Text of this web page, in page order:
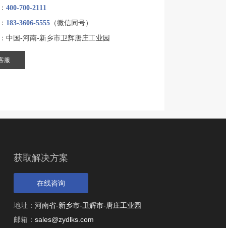
400-700-2111
183-3606-5555 （微信同号）
中国-河南-新乡市卫辉唐庄工业园
服
获取解决方案
在线咨询
地址： 河南省-新乡市-卫辉市-唐庄工业园
邮箱： sales@zydlks.com